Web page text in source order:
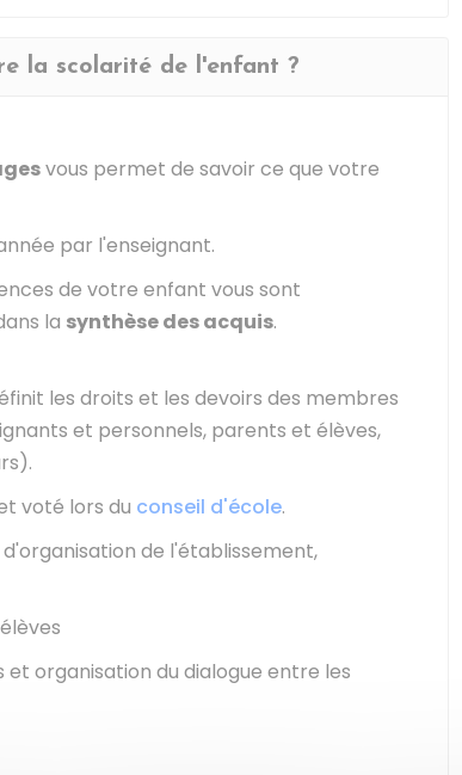
la scolarité de l'enfant ?
vous permet de savoir ce que votre
par l'enseignant.
de votre enfant vous sont
la synthèse des acquis.
les droits et les devoirs des membres
et personnels, parents et élèves,
voté lors du conseil d'école.
de l'établissement,
organisation du dialogue entre les